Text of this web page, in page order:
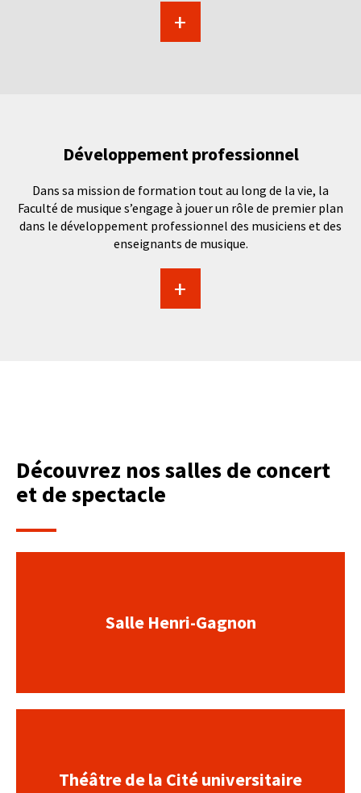
+
Développement professionnel
Dans sa mission de formation tout au long de la vie, la
Faculté de musique s’engage à jouer un rôle de premier plan
dans le développement professionnel des musiciens et des
enseignants de musique.
+
Découvrez nos salles de concert
et de spectacle
Salle Henri-Gagnon
Théâtre de la Cité universitaire